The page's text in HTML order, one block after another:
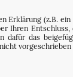
Erklärung (z.B.
Ihren
dafür das
vorgeschrieben